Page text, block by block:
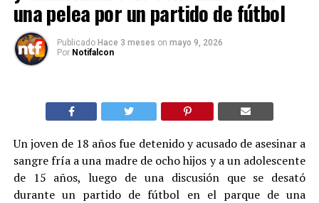
una pelea por un partido de fútbol
Publicado Hace 3 meses on mayo 9, 2026
Por Notifalcon
Un joven de 18 años fue detenido y acusado de asesinar a
sangre fría a una madre de ocho hijos y a un adolescente
de 15 años, luego de una discusión que se desató
durante un partido de fútbol en el parque de una